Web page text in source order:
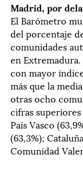
Madrid, por
El Barómetro
del porcentaje
comunidades
en
con mayor
más que la
otras ocho
cifras superiores
País Vasco
(63,3%);
Comunidad